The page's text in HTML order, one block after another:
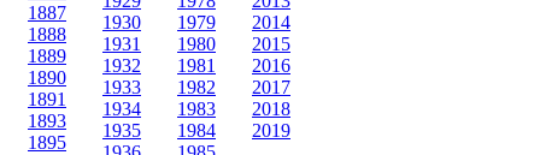
1887
1888
1889
1890
1891
1893
1895
1930
1931
1932
1933
1934
1935
1979
1980
1981
1982
1983
1984
2014
2015
2016
2017
2018
2019